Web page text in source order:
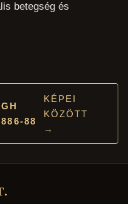
betegség és
88
KÉPEI
KÖZÖTT
→